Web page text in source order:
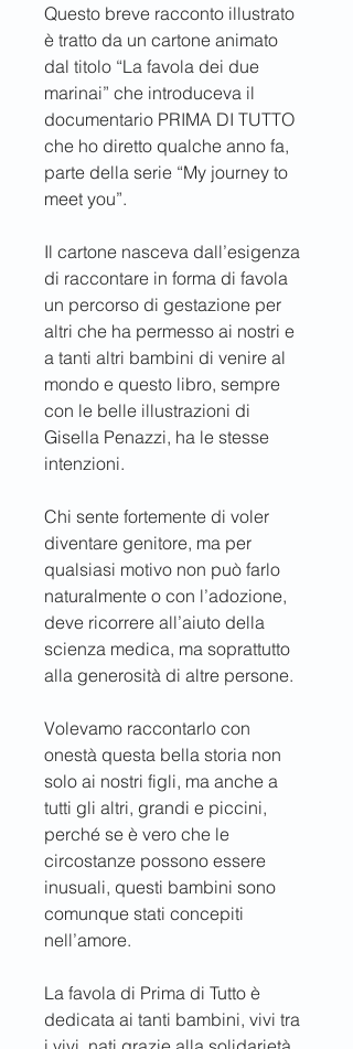
Questo breve racconto illustrato
è tratto da un cartone animato
dal titolo “La favola dei due
marinai” che introduceva il
documentario PRIMA DI TUTTO
che ho diretto qualche anno fa,
parte della serie “My journey to
meet you”.
Il cartone nasceva dall’esigenza
di raccontare in forma di favola
un percorso di gestazione per
altri che ha permesso ai nostri e
a tanti altri bambini di venire al
mondo e questo libro, sempre
con le belle illustrazioni di
Gisella Penazzi, ha le stesse
intenzioni.
Chi sente fortemente di voler
diventare genitore, ma per
qualsiasi motivo non può farlo
naturalmente o con l’adozione,
deve ricorrere all’aiuto della
scienza medica, ma soprattutto
alla generosità di altre persone.
Volevamo raccontarlo con
onestà questa bella storia non
solo ai nostri figli, ma anche a
tutti gli altri, grandi e piccini,
perché se è vero che le
circostanze possono essere
inusuali, questi bambini sono
comunque stati concepiti
nell’amore.
La favola di Prima di Tutto è
dedicata ai tanti bambini, vivi tra